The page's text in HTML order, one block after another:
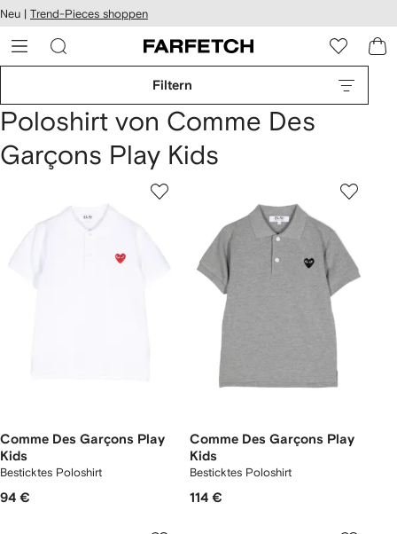
zum
Neu | Trend-Pieces shoppen
Filtern
Poloshirt von Comme Des
Garçons Play Kids
Comme Des Garçons Play
Kids
Besticktes Poloshirt
94 €
Comme Des Garçons Play
Kids
Besticktes Poloshirt
114 €